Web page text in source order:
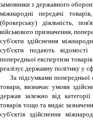
замовники з державного
міжнародні передачі
(брокерську) діяльність,
військового призначення,
суб'єкти здійснення
суб'єкти подають
попередньої експертизи
реалізує державну політику у
За підсумками попередньої
товари, визначає умови
держав залежно від
товарів тощо та видає
суб'єктів здійснення